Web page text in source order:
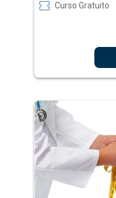
Curso Gratuito